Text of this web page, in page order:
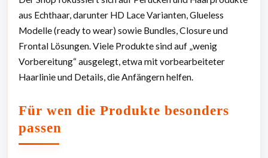
aus Echthaar, darunter HD Lace Varianten, Glueless
Modelle (ready to wear) sowie Bundles, Closure und
Frontal Lösungen. Viele Produkte sind auf „wenig
Vorbereitung“ ausgelegt, etwa mit vorbearbeiteter
Haarlinie und Details, die Anfängern helfen.
Für wen die Produkte besonders
passen